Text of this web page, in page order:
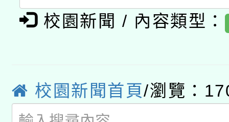
心」，鼓勵退休同仁踴
招甄選結果公告(無人
適應運動共學行動站研
本館辦理115年度閱讀
礎課程
A3數位素養講師名單
校園新聞 / 內容類型：
校園新聞首頁/瀏覽：